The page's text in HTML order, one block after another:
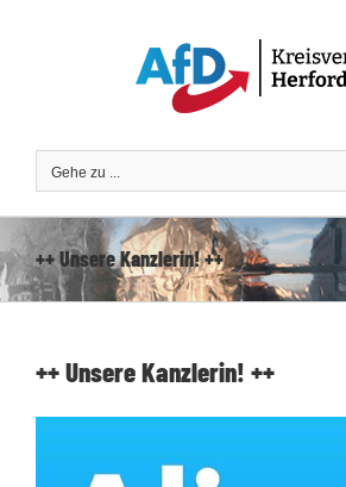
Gehe zu ...
++ Unsere Kanzlerin! ++
++ Unsere Kanzlerin! ++